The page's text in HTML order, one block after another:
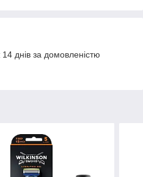
днів за домовленістю